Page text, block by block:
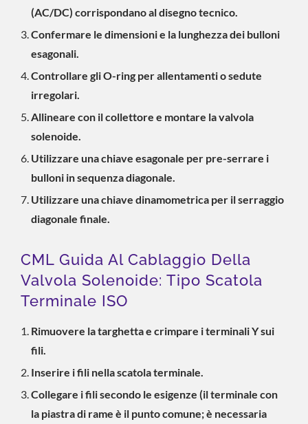
(AC/DC) corrispondano al disegno tecnico.
Confermare le dimensioni e la lunghezza dei bulloni
esagonali.
Controllare gli O-ring per allentamenti o sedute
irregolari.
Allineare con il collettore e montare la valvola
solenoide.
Utilizzare una chiave esagonale per pre-serrare i
bulloni in sequenza diagonale.
Utilizzare una chiave dinamometrica per il serraggio
diagonale finale.
CML Guida Al Cablaggio Della
Valvola Solenoide: Tipo Scatola
Terminale ISO
Rimuovere la targhetta e crimpare i terminali Y sui
fili.
Inserire i fili nella scatola terminale.
Collegare i fili secondo le esigenze (il terminale con
la piastra di rame è il punto comune; è necessaria